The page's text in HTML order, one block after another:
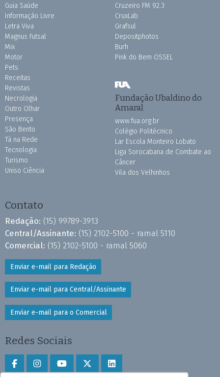
Guia Saúde
Informação Livre
Letra Viva
Magnus Futsal
Mix
Motor
Pets
Receitas
Revistas
Necrologia
Outro Olhar
Presença
São Bento
Tá na Rede
Tecnologia
Turismo
Uniso Ciência
Cruzeiro FM 92.3
CruxLab
Grafsul
Depositphotos
Burh
Pink do Bem OSSEL
Fundação Ubaldino do
Amaral
www.fua.org.br
Colégio Politécnico
Lar Escola Monteiro Lobato
Liga Sorocabana de Combate ao
Câncer
Vila dos Velhinhos
Contato
Redação: (15) 99789-3913
Central/Assinante: (15) 2102-5100 - ramal 5110
Comercial: (15) 2102-5100 - ramal 5060
Enviar e-mail para Redação
Enviar e-mail para Central/Assinante
Enviar e-mail para o Comercial
Redes Sociais